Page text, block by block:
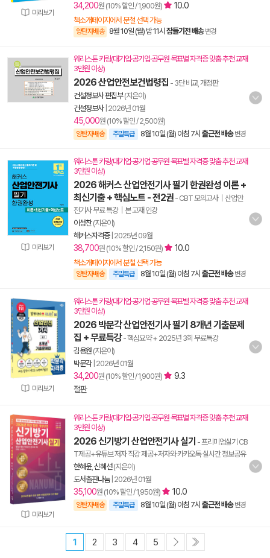
미리보기
34,200원 (10% 할인 / 1,900원) 10.0
책소개페이지에서 분철 선택 가능
양탄자배송 8월 10일 (월) 밤 11시 잠들기전 배송 변경
워리스톤 키링(대기업·공기업·공무원 목표별 자격증 맞춤 추천 교재
3만원 이상)
2026 산업안전보건법령집 - 3단 비교, 개정판
건설정보사 편집부(지은이)
건설정보사| 2026년 01월
45,000원 (10% 할인 / 2,500원)
양탄자배송 주말특급 8월 10일 (월) 아침 7시 출근전 배송 변경
미리보기
워리스톤 키링(대기업·공기업·공무원 목표별 자격증 맞춤 추천 교재
3만원 이상)
2026 해커스 산업안전기사 필기 한권완성 이론 +
최신기출 + 핵심노트 - 전2권 - CBT 모의고사｜산업안
전기사 무료 특강｜본 교재 인강
이성찬(지은이)
해커스자격증| 2025년 09월
38,700원 (10% 할인 / 2,150원) 10.0
책소개페이지에서 분철 선택 가능
양탄자배송 주말특급 8월 10일 (월) 아침 7시 출근전 배송 변경
미리보기
워리스톤 키링(대기업·공기업·공무원 목표별 자격증 맞춤 추천 교재
3만원 이상)
2026 박문각 산업안전기사 필기 8개년 기출문제
집 + 무료특강- 핵심요약 + 2025년 3회 무료특강
김용원 (지은이)
박문각| 2026년 01월
34,200원 (10% 할인 / 1,900원)
9.3
절판
미리보기
워리스톤 키링(대기업·공기업·공무원 목표별 자격증 맞춤 추천 교재
3만원 이상)
2026 신기방기 산업안전기사 실기 - 프리미엄실기 CB
T제공+유튜브 저자 직강 제공+저자와 카카오톡 실시간 정보공유
한혜윤, 신혜선(지은이)
도서출판나눔| 2026년 01월
35,100원 (10% 할인 / 1,950원) 10.0
양탄자배송 주말특급 8월 10일 (월) 아침 7시 출근전 배송 변경
1 2 3 4 5